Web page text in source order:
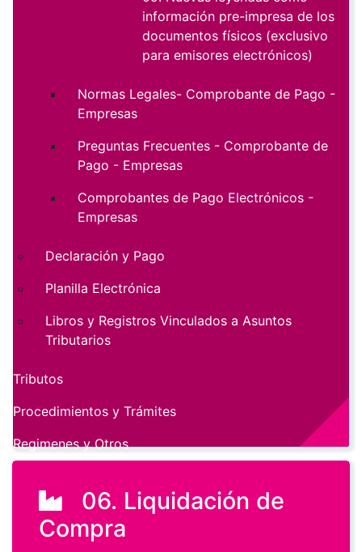
06. Liquidación de
Compra
información pre-impresa de los
documentos físicos (exclusivo
para emisores electrónicos)
Normas Legales- Comprobante de Pago -
Empresas
Preguntas Frecuentes - Comprobante de
Pago - Empresas
Comprobantes de Pago Electrónicos -
Empresas
Declaración y Pago
Planilla Electrónica
Libros y Registros Vinculados a Asuntos
Tributarios
Tributos
Procedimientos y Trámites
Regimenes y Otros